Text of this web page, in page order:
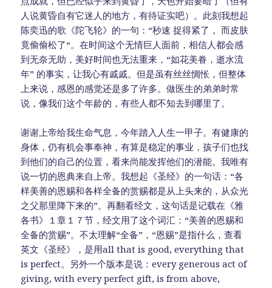
人说黄昏自有它迷人的地方，有待证实吧）。此刻我想起
陈奕迅的歌《陀飞轮》的一句：“秒速 捉得紧了， 而皮肤
竟偷偷松了“。在时间这个无情巨人面前，相信人都会感
到无奈无助，美好时间也无法重来，“如花美眷，逝水流
年” 的事实，让我心有戚戚。但是虽有丝丝惆怅，但整体
上来说，感恩的感觉还是多了许多。做医生的弟弟时常
说，像我们这个年龄的，有些人都不知去到哪里了。
谢谢上帝给我生命气息，今年踏入人生一甲子。有健康的
身体，仍有机会事奉神，有算是稳定的事业，孩子们也找
到他们的自己的位置，看来尚能发挥他们的潜能。我唯有
说一切的恩典来自上帝。我想起《圣经》的一句话：“各
样美善的恩赐和各样全备的赏赐都是从上头来的，从众光
之父那里降下来的”。再翻看经文，这句话是记载在《雅
各书》１章１７节，经文用了这个词汇：“美善的恩赐和
全备的赏赐”。不太理解“全备”，“恩赐”是指什么，查看
英文《圣经》，是用all that is good, everything that
is perfect。另外一个版本是说：every generous act of
giving, with every perfect gift, is from above,